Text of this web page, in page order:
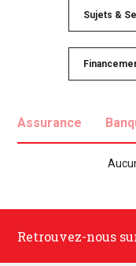
Sujets &
Assurance
Retrouvez-nous